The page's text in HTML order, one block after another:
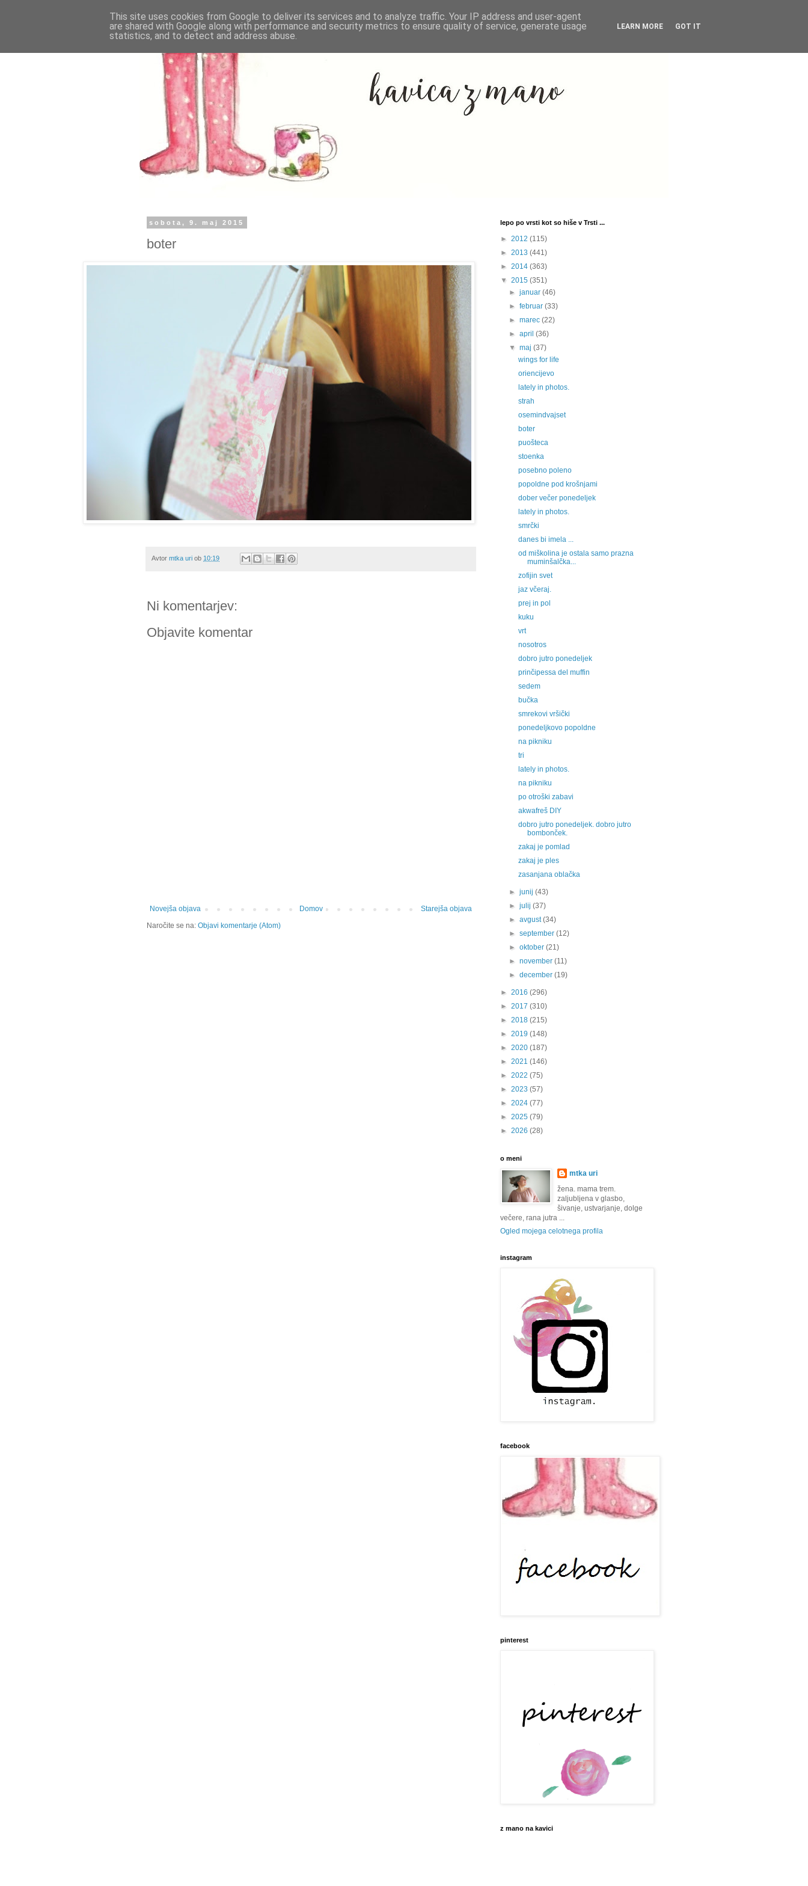
sobota, 9. maj 2015
boter
Avtor mtka uri ob 10:19
Ni komentarjev:
Objavite komentar
Novejša objava Starejša objava
Domov
Naročite se na: Objavi komentarje (Atom)
lepo po vrsti kot so hiše v Trsti ...
► 2012 (115)
► 2013 (441)
► 2014 (363)
▼ 2015 (351)
►januar(46)
►februar(33)
►marec(22)
►april(36)
▼maj(37)
wings for life
oriencijevo
lately in photos.
strah
osemindvajset
boter
puošteca
stoenka
posebno poleno
popoldne pod krošnjami
dober večer ponedeljek
lately in photos.
smrčki
danes bi imela ...
od miškolina je ostala samo prazna
muminšalčka...
zofijin svet
jaz včeraj.
prej in pol
kuku
vrt
nosotros
dobro jutro ponedeljek
prinčipessa del muffin
sedem
bučka
smrekovi vršički
ponedeljkovo popoldne
na pikniku
tri
lately in photos.
na pikniku
po otroški zabavi
akwafreš DIY
dobro jutro ponedeljek. dobro jutro
bombonček.
zakaj je pomlad
zakaj je ples
zasanjana oblačka
►junij(43)
►julij(37)
►avgust(34)
►september(12)
►oktober(21)
►november(11)
►december(19)
► 2016 (296)
► 2017 (310)
► 2018 (215)
► 2019 (148)
► 2020 (187)
► 2021 (146)
► 2022 (75)
► 2023 (57)
► 2024 (77)
► 2025 (79)
► 2026 (28)
o meni
mtka uri
žena. mama trem.
zaljubljena v glasbo,
šivanje, ustvarjanje, dolge
večere, rana jutra ...
Ogled mojega celotnega profila
instagram
facebook
pinterest
z mano na kavici
This site uses cookies from Google to deliver its services and to analyze traffic. Your IP address and user-agent
are shared with Google along with performance and security metrics to ensure quality of service, generate usage
statistics, and to detect and address abuse.
LEARN MORE GOT IT